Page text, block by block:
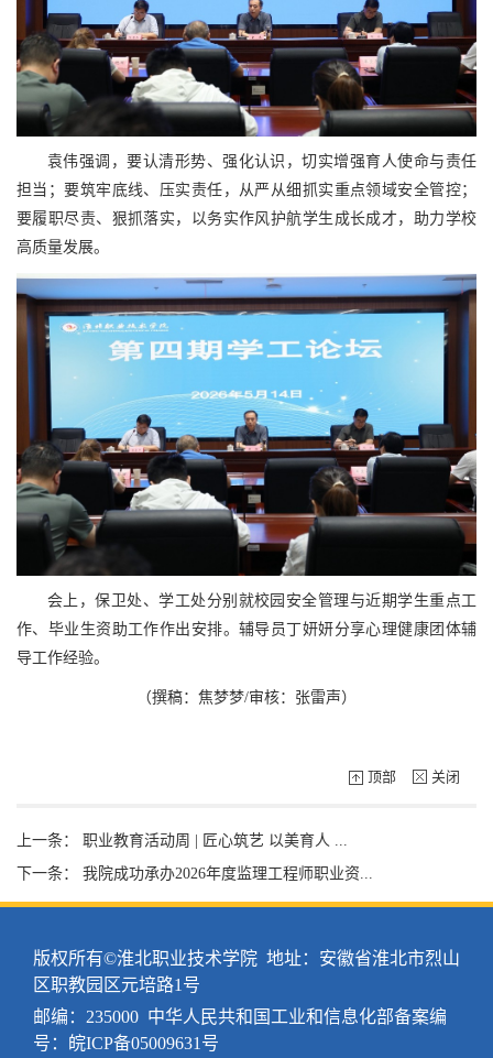
袁伟强调，要认清形势、强化认识，切实增强育人使命与责任
担当；要筑牢底线、压实责任，从严从细抓实重点领域安全管控；
要履职尽责、狠抓落实，以务实作风护航学生成长成才，助力学校
高质量发展。
会上，保卫处、学工处分别就校园安全管理与近期学生重点工
作、毕业生资助工作作出安排。辅导员丁妍妍分享心理健康团体辅
导工作经验。
（撰稿：焦梦梦/审核：张雷声）
顶部 关闭
上一条： 职业教育活动周 | 匠心筑艺 以美育人 ...
下一条： 我院成功承办2026年度监理工程师职业资...
版权所有©淮北职业技术学院 地址：安徽省淮北市烈山
区职教园区元培路1号
邮编：235000 中华人民共和国工业和信息化部备案编
号： 皖ICP备05009631号